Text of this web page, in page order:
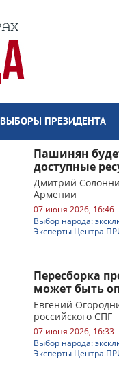
ВЫБОРЫ ПРЕЗИДЕНТА
Пашинян
доступные
Дмитрий
Армении
07 июня 2026, 16:46
Выбор народа:
Эксперты Центра
Пересборка
может быть
Евгений
российского СПГ
07 июня 2026, 16:33
Выбор народа:
Эксперты Центра